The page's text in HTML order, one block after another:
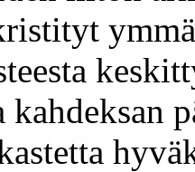
kahdeksan